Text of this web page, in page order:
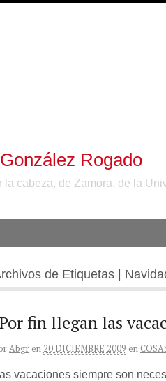
Rogado
la cabeza, de Zamora, de la
de Etiquetas |
fin llegan las
Abgr en 20 DICIEMBRE 2009 en
vacaciones siempre son